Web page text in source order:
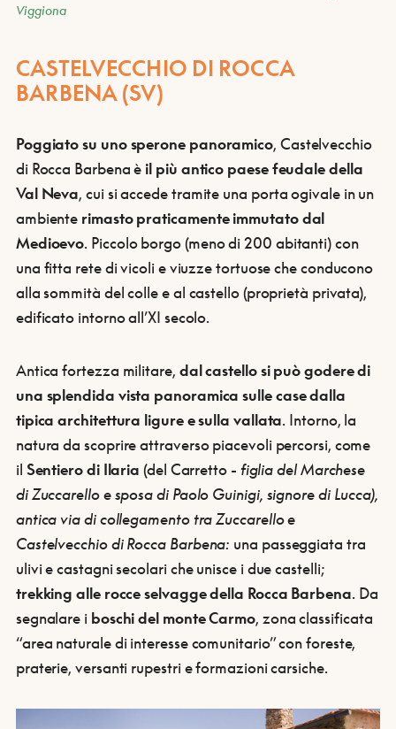
Viggiona
CASTELVECCHIO DI ROCCA
BARBENA (SV)
Poggiato su uno sperone panoramico, Castelvecchio
di Rocca Barbena è il più antico paese feudale della
Val Neva, cui si accede tramite una porta ogivale in un
ambiente rimasto praticamente immutato dal
Medioevo. Piccolo borgo (meno di 200 abitanti) con
una fitta rete di vicoli e viuzze tortuose che conducono
alla sommità del colle e al castello (proprietà privata),
edificato intorno all’XI secolo.
Antica fortezza militare, dal castello si può godere di
una splendida vista panoramica sulle case dalla
tipica architettura ligure e sulla vallata. Intorno, la
natura da scoprire attraverso piacevoli percorsi, come
il Sentiero di Ilaria (del Carretto - figlia del Marchese
di Zuccarello e sposa di Paolo Guinigi, signore di Lucca),
antica via di collegamento tra Zuccarello e
Castelvecchio di Rocca Barbena: una passeggiata tra
ulivi e castagni secolari che unisce i due castelli;
trekking alle rocce selvagge della Rocca Barbena. Da
segnalare i boschi del monte Carmo, zona classificata
“area naturale di interesse comunitario” con foreste,
praterie, versanti rupestri e formazioni carsiche.